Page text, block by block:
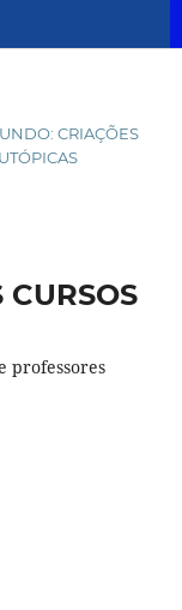
CRIAÇÕES
professores